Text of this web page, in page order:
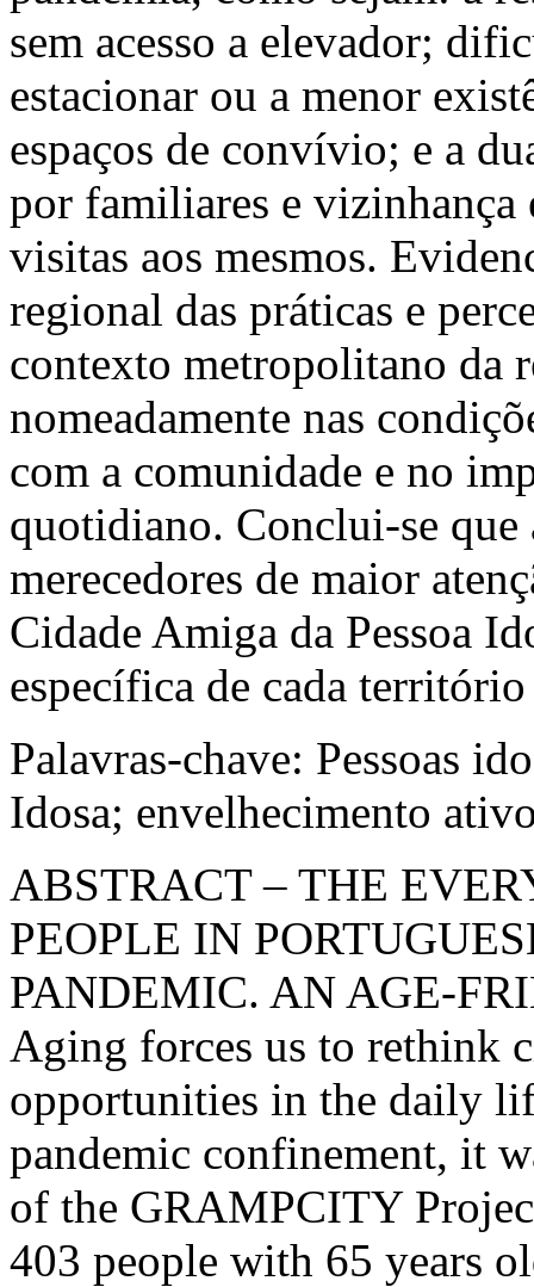
sem acesso a elevador;
estacionar ou a menor
espaços de convívio; e a
por familiares e vizinhança
visitas aos mesmos.
regional das práticas e
contexto metropolitano da
nomeadamente nas
com a comunidade e no
quotidiano. Conclui-se que
merecedores de maior
Cidade Amiga da Pessoa
específica de cada
Palavras-chave: Pessoas
Idosa; envelhecimento
ABSTRACT– THE
PEOPLE IN
PANDEMIC. AN AGE-
Aging forces us to rethink
opportunities in the daily
pandemic confinement, it
of the GRAMPCITY
403 people with 65 years